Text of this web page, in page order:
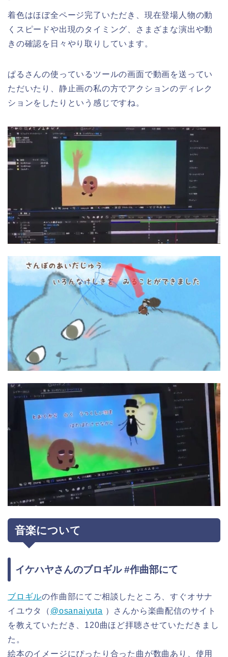
着色はほぼ全ページ完了いただき、現在登場人物の動
くスピードや出現のタイミング、さまざまな演出や動
きの確認を日々やり取りしています。
ぱるさんの使っているツールの画面で動画を送ってい
ただいたり、静止画の私の方でアクションのディレク
ションをしたりという感じですね。
音楽について
イケハヤさんのブロギル #作曲部にて
ブロギルの作曲部にてご相談したところ、すぐオサナ
イユウタ（ @osanaiyuta ）さんから楽曲配信のサイト
を教えていただき、120曲ほど拝聴させていただきまし
た。
絵本のイメージにぴったり合った曲が数曲あり、使用